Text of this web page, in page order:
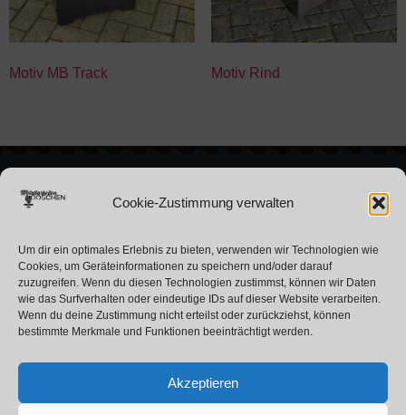
Cookie-Zustimmung verwalten
Um dir ein optimales Erlebnis zu bieten, verwenden wir Technologien wie
Cookies, um Geräteinformationen zu speichern und/oder darauf
zuzugreifen. Wenn du diesen Technologien zustimmst, können wir Daten
wie das Surfverhalten oder eindeutige IDs auf dieser Website verarbeiten.
Wenn du deine Zustimmung nicht erteilst oder zurückziehst, können
bestimmte Merkmale und Funktionen beeinträchtigt werden.
Akzeptieren
Motiv MB Track Motiv Rind
Über uns
Nutzungshinweise
Pflege
Kontakt
Kontakt
Metallarbeiten Looschen
Nico Looschen
Zum Felde 1
49681 Garrel
Datenschutz